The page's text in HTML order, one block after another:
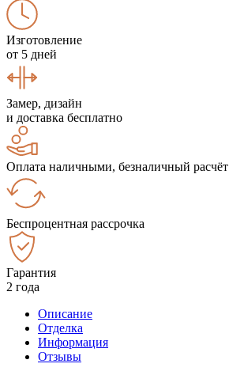
Изготовление
от 5 дней
Замер, дизайн
и доставка бесплатно
Оплата наличными, безналичный расчёт
Беспроцентная рассрочка
Гарантия
2 года
Описание
Отделка
Информация
Отзывы